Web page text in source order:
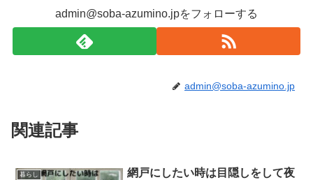
admin@soba-azumino.jpをフォローする
admin@soba-azumino.jp
関連記事
暮らし
網戸にしたい時は目隠しをして夜